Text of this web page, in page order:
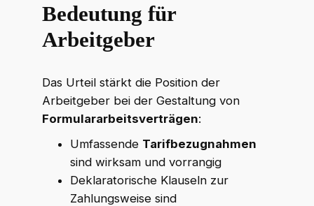
Bedeutung für
Arbeitgeber
Das Urteil stärkt die Position der
Arbeitgeber bei der Gestaltung von
Formulararbeitsverträgen:
Umfassende Tarifbezugnahmen
sind wirksam und vorrangig
Deklaratorische Klauseln zur
Zahlungsweise sind